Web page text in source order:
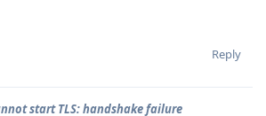
Reply
start TLS: handshake failure